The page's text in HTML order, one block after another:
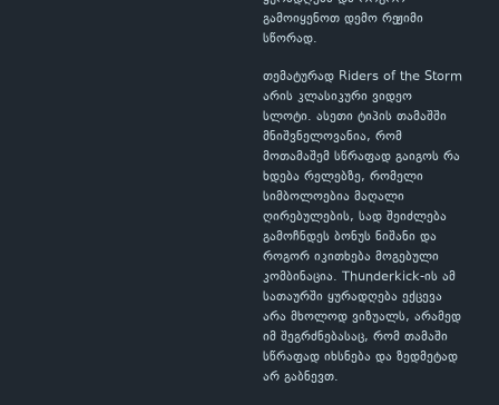
გამოიყენოთ დემო რეჟიმი
სწორად.
თემატურად Riders of the Storm
არის კლასიკური ვიდეო
სლოტი. ასეთი ტიპის თამაშში
მნიშვნელოვანია, რომ
მოთამაშემ სწრაფად გაიგოს რა
ხდება რელებზე, რომელი
სიმბოლოებია მაღალი
ღირებულების, სად შეიძლება
გამოჩნდეს ბონუს ნიშანი და
როგორ იკითხება მოგებული
კომბინაცია. Thunderkick-ის ამ
სათაურში ყურადღება ექცევა
არა მხოლოდ ვიზუალს, არამედ
იმ შეგრძნებასაც, რომ თამაში
სწრაფად იხსნება და ზედმეტად
არ გაბნევთ.